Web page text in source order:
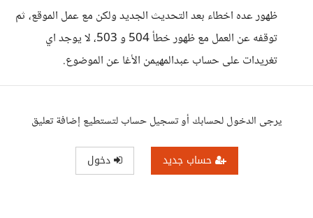
ظهور عده اخطاء بعد التحديث الجديد ولكن مع عمل الموقع، ثم
توقفه عن العمل مع ظهور خطأ 504 و 503، لا يوجد اي
تغريدات على حساب عبدالمهيمن الأغا عن الموضوع.
يرجى الدخول لحسابك أو تسجيل حساب لتستطيع إضافة تعليق
حساب جديد دخول